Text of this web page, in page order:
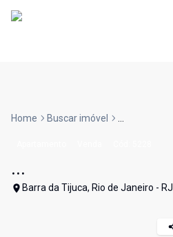
Home Buscar imóvel ...
...
Barra da Tijuca, Rio de Janeiro - RJ